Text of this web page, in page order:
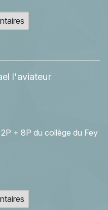
l'aviateur
+ 8P du collège du Fey